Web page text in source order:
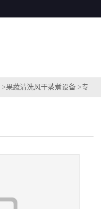
>果蔬清洗风干蒸煮设备 >专